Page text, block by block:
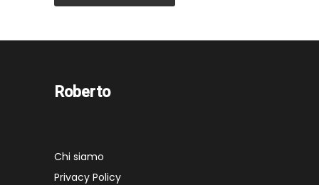
Roberto
Chi siamo
Privacy Policy